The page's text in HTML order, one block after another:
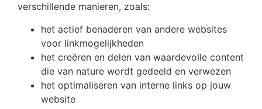
verschillende manieren, zoals:
het actief benaderen van andere websites
voor linkmogelijkheden
het creëren en delen van waardevolle content
die van nature wordt gedeeld en verwezen
het optimaliseren van interne links op jouw
website